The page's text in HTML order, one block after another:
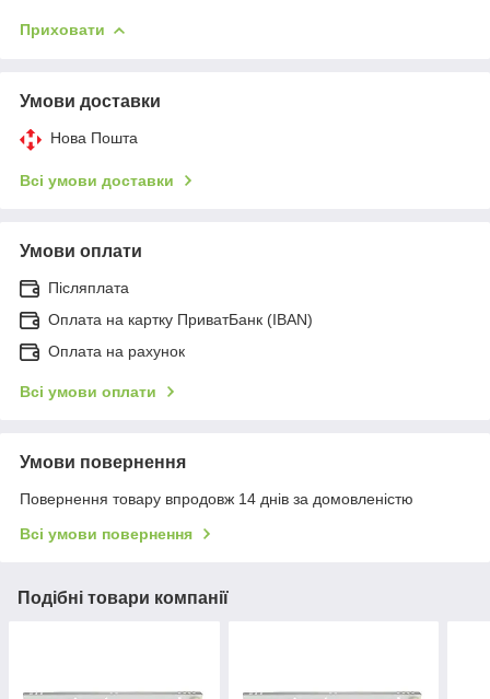
Приховати
Умови доставки
Нова Пошта
Всі умови доставки
Умови оплати
Післяплата
Оплата на картку ПриватБанк (IBAN)
Оплата на рахунок
Всі умови оплати
Умови повернення
Повернення товару впродовж 14 днів за домовленістю
Всі умови повернення
Подібні товари компанії